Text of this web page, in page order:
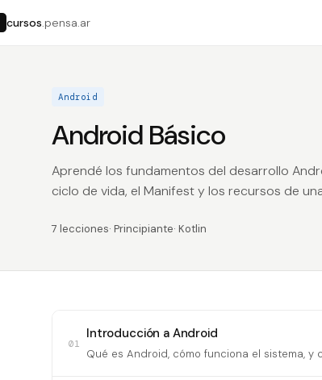
cursos .pensa.ar
Android
Android Básico
Aprendé los fundamentos del desarrollo
ciclo de vida, el Manifest y los recursos de
7 lecciones· Principiante· Kotlin
01
Introducción a Android
Qué es Android, cómo funciona el sistema, y